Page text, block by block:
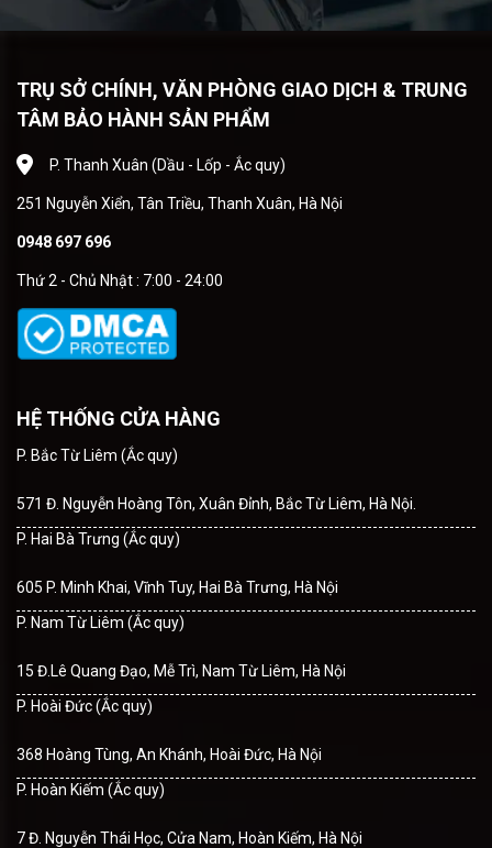
TRỤ SỞ CHÍNH, VĂN PHÒNG GIAO DỊCH & TRUNG
TÂM BẢO HÀNH SẢN PHẨM
P. Thanh Xuân (Dầu - Lốp - Ắc quy)
251 Nguyễn Xiển, Tân Triều, Thanh Xuân, Hà Nội
0948 697 696
Thứ 2 - Chủ Nhật : 7:00 - 24:00
HỆ THỐNG CỬA HÀNG
P. Bắc Từ Liêm (Ắc quy)
571 Đ. Nguyễn Hoàng Tôn, Xuân Đỉnh, Bắc Từ Liêm, Hà Nội.
P. Hai Bà Trưng (Ắc quy)
605 P. Minh Khai, Vĩnh Tuy, Hai Bà Trưng, Hà Nội
P. Nam Từ Liêm (Ắc quy)
15 Đ.Lê Quang Đạo, Mễ Trì, Nam Từ Liêm, Hà Nội
P. Hoài Đức (Ắc quy)
368 Hoàng Tùng, An Khánh, Hoài Đức, Hà Nội
P. Hoàn Kiếm (Ắc quy)
7 Đ. Nguyễn Thái Học, Cửa Nam, Hoàn Kiếm, Hà Nội